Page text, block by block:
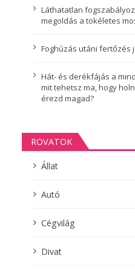
Láthatatlan
megoldás a tökéletes
Foghúzás utáni fertőzés
Hát- és derékfájás a
mit tehetsz ma, hogy
érezd magad?
ROVATOK
Állat
Autó
Cégvilág
Divat